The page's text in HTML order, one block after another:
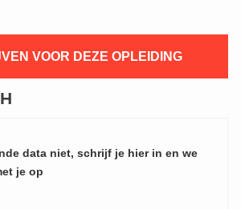
VOOR DEZE OPLEIDING
data niet, schrijf je hier in en we
je op